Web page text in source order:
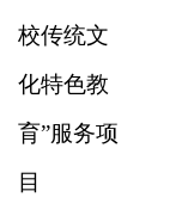
校传统文
化特色教
育”服务项
目